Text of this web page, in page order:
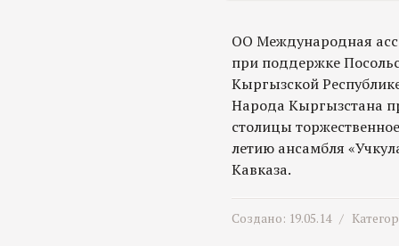
ОО Международная
при поддержке
Кыргызской
Народа Кыргызстана
столицы
летию ансамбля
Кавказа.
Создано: 19.05.14 /